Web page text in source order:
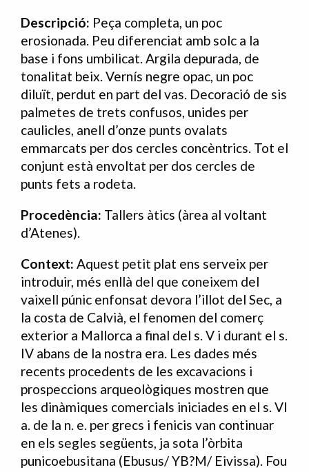
Descripció: Peça completa, un poc
erosionada. Peu diferenciat amb solc a la
base i fons umbilicat. Argila depurada, de
tonalitat beix. Vernís negre opac, un poc
diluït, perdut en part del vas. Decoració de sis
palmetes de trets confusos, unides per
caulicles, anell d’onze punts ovalats
emmarcats per dos cercles concèntrics. Tot el
conjunt està envoltat per dos cercles de
punts fets a rodeta.
Procedència: Tallers àtics (àrea al voltant
d’Atenes).
Context: Aquest petit plat ens serveix per
introduir, més enllà del que coneixem del
vaixell púnic enfonsat devora l’illot del Sec, a
la costa de Calvià, el fenomen del comerç
exterior a Mallorca a final del s. V i durant el s.
IV abans de la nostra era. Les dades més
recents procedents de les excavacions i
prospeccions arqueològiques mostren que
les dinàmiques comercials iniciades en el s. VI
a. de la n. e. per grecs i fenicis van continuar
en els segles següents, ja sota l’òrbita
punicoebusitana (Ebusus/ YB?M/ Eivissa). Fou